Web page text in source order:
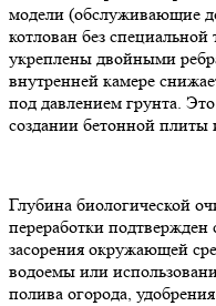
модели (обслуживающие
котлован без
укреплены двойными
внутренней камере
под давлением грунта.
создании бетонной плиты
Глубина биологической
переработки
засорения окружающей
водоемы или
полива огорода,